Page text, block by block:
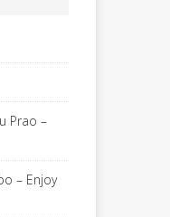
Prao –
– Enjoy